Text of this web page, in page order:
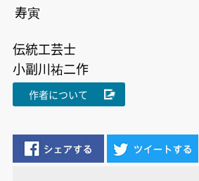
伝統工芸士
小副川祐二作
作者について